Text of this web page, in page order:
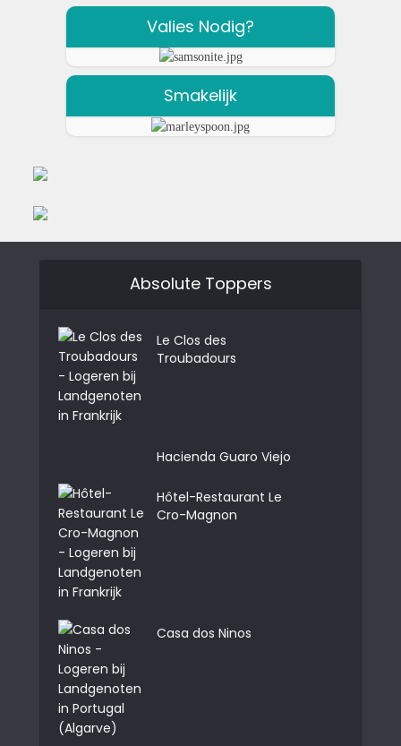
Valies Nodig?
Smakelijk
Absolute Toppers
Le Clos des
Troubadours
Hacienda Guaro Viejo
Hôtel-Restaurant Le
Cro-Magnon
Casa dos Ninos